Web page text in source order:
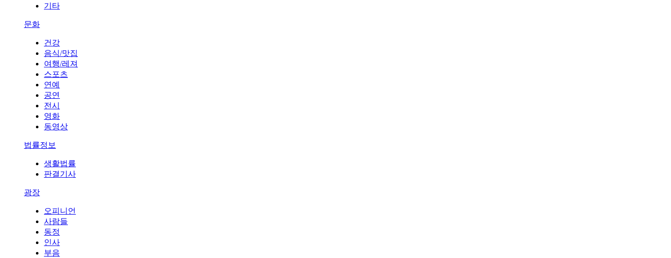
기타
문화
건강
음식/맛집
여행/레져
스포츠
연예
공연
전시
영화
동영상
법률정보
생활법률
판결기사
광장
오피니언
사람들
동정
인사
부음